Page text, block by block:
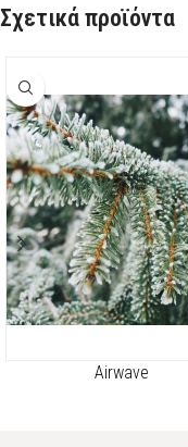
Σχετικά προϊόντα
Airwave